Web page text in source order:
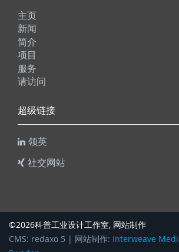
主页
新闻
简介
项目
服务
请访问
超级链接
领英
社交网站
©2026科普工业设计工作室, 网站制作
CMS: redaxo 5 | 网站制作: Interweave